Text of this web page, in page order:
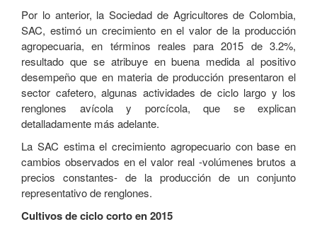
Por lo anterior, la Sociedad de Agricultores de Colombia,
SAC, estimó un crecimiento en el valor de la producción
agropecuaria, en términos reales para 2015 de 3.2%,
resultado que se atribuye en buena medida al positivo
desempeño que en materia de producción presentaron el
sector cafetero, algunas actividades de ciclo largo y los
renglones avícola y porcícola, que se explican
detalladamente más adelante.
La SAC estima el crecimiento agropecuario con base en
cambios observados en el valor real -volúmenes brutos a
precios constantes- de la producción de un conjunto
representativo de renglones.
Cultivos de ciclo corto en 2015